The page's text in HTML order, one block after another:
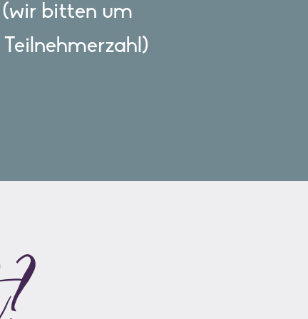
bitten um